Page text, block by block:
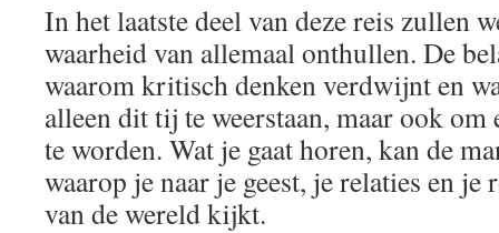
In het laatste deel van deze reis zullen
waarheid van allemaal onthullen. De
waarom kritisch denken verdwijnt en
alleen dit tij te weerstaan, maar ook
te worden. Wat je gaat horen, kan de
waarop je naar je geest, je relaties en
van de wereld kijkt.